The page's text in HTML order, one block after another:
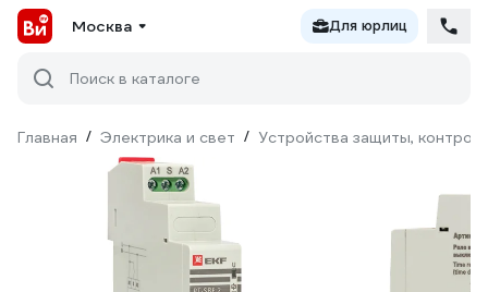
Москва Для юрлиц
Поиск в каталоге
Главная / Электрика и свет / Устройства защиты,